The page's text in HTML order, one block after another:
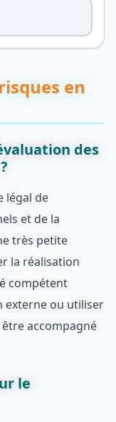
en
des
légal de
et de la
très petite
la réalisation
compétent
externe ou utiliser
accompagné
le